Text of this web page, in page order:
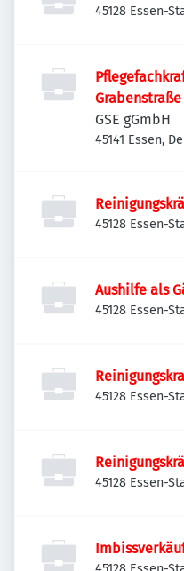
45128 Essen-
GSE gGmbH
45141 Essen,
45128 Essen-
Aushilfe als
45128 Essen-
45128 Essen-
45128 Essen-